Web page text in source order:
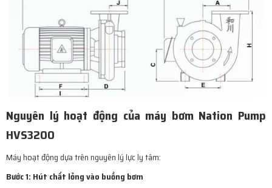
Nguyên lý hoạt động của máy bơm Nation Pump
HVS3200
Máy hoạt động dựa trên nguyên lý lực ly tâm:
Bước 1: Hút chất lỏng vào buồng bơm